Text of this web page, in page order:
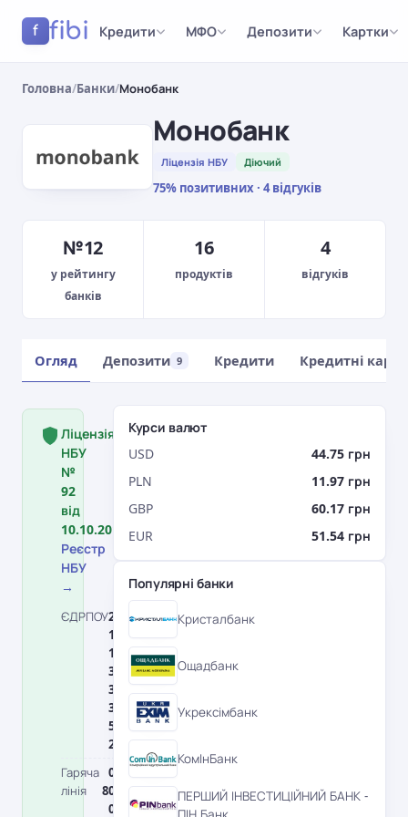
f fibi Кредити МФО Депозити Картки
Головна/Банки/Монобанк
Монобанк
Ліцензія НБУ Діючий
75% позитивних · 4 відгуків
№12
у рейтингу
банків
16
продуктів
4
відгуків
Огляд Депозити 9 Кредити Кредитні
Ліцензія
НБУ
№
92
від
10.10.2011.
Реєстр
НБУ
→
ЄДРПОУ2
1
1
3
3
3
5
2
МФО32200
Гаряча
лінія
0
80
0
Головний
4
1
Курси валют
USD
44.75 грн
PLN
11.97 грн
GBP
60.17 грн
EUR
51.54 грн
Популярні банки
Кристалбанк
Ощадбанк
Укрексімбанк
КомІнБанк
ПЕРШИЙ ІНВЕСТИЦІЙНИЙ БАНК -